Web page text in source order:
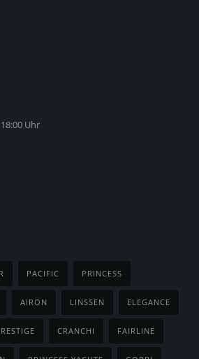
Uhr
PACIFIC PRINCESS
AIRON LINSSEN ELEGANCE
CRANCHI FAIRLINE